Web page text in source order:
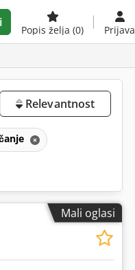
Popis želja (0) Prijava
Relevantnost
Mali oglasi